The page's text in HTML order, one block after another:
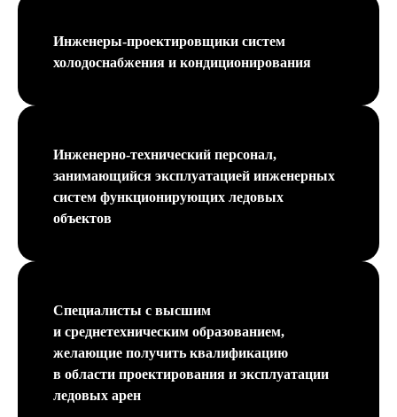
Инженеры-проектировщики систем
холодоснабжения и кондиционирования
Инженерно-технический персонал,
занимающийся эксплуатацией инженерных
систем функционирующих ледовых
объектов
Специалисты с высшим
и среднетехническим образованием,
желающие получить квалификацию
в области проектирования и эксплуатации
ледовых арен